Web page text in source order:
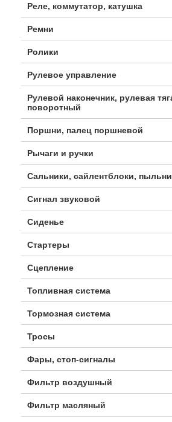
Реле, коммутатор, катушка
Ремни
Ролики
Рулевое управление
Рулевой наконечник, рулевая
поворотный
Поршни, палец поршневой
Рычаги и ручки
Сальники, сайлентблоки,
Сигнал звуковой
Сиденье
Стартеры
Сцепление
Топливная система
Тормозная система
Тросы
Фары, стоп-сигналы
Фильтр воздушный
Фильтр масляный